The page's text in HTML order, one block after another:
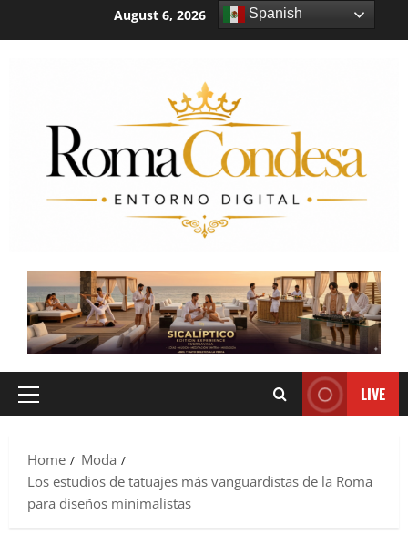
August 6, 2026 9:26:10 PM
LIVE
Home
Moda
Los estudios de tatuajes más vanguardistas de la Roma
para diseños minimalistas
Spanish